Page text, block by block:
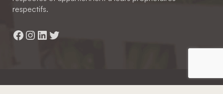
respectifs.
Facebook
Instagram
LinkedIn
Twitter